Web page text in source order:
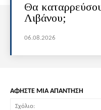
Θα
Λιβάνου;
06.08.2026
ΑΦΗΣΤΕ ΜΙΑ ΑΠΑΝΤΗΣΗ